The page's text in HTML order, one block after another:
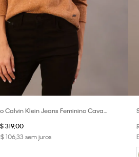
Calvin Klein Jeans Feminino Cava
319,00
10633 sem juros